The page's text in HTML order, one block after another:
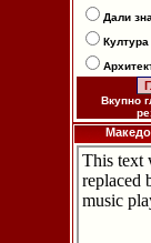
Дали
Култура
Вкупно